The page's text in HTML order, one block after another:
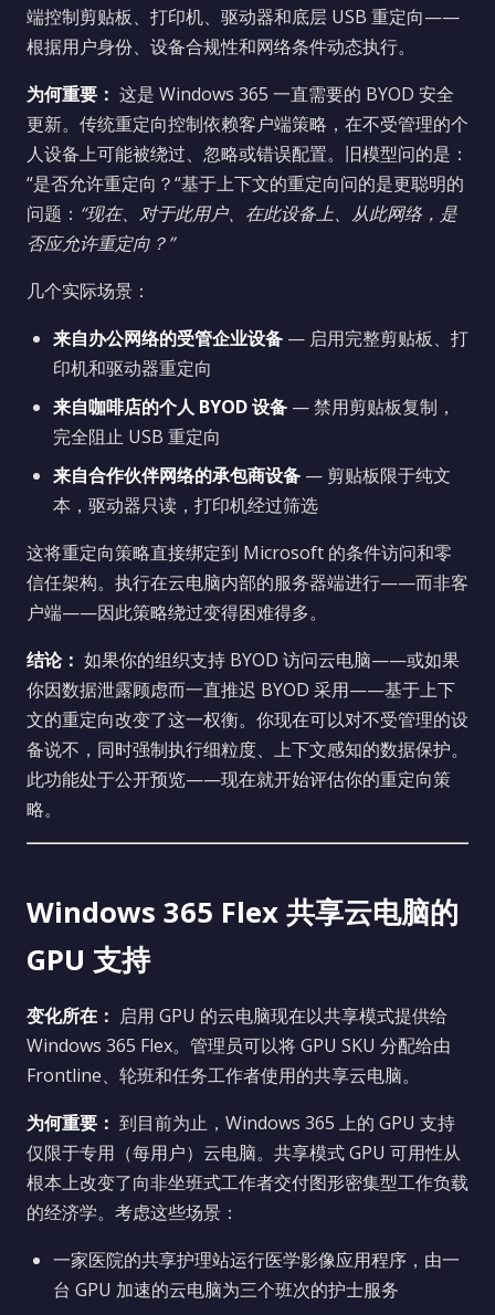
端控制剪贴板、打印机、驱动器和底层 USB 重定向——
根据用户身份、设备合规性和网络条件动态执行。
为何重要： 这是 Windows 365 一直需要的 BYOD 安全
更新。传统重定向控制依赖客户端策略，在不受管理的个
人设备上可能被绕过、忽略或错误配置。旧模型问的是：
“是否允许重定向？“基于上下文的重定向问的是更聪明的
问题： “现在、对于此用户、在此设备上、从此网络，是
否应允许重定向？”
几个实际场景：
来自办公网络的受管企业设备 — 启用完整剪贴板、打
印机和驱动器重定向
来自咖啡店的个人 BYOD 设备 — 禁用剪贴板复制，
完全阻止 USB 重定向
来自合作伙伴网络的承包商设备 — 剪贴板限于纯文
本，驱动器只读，打印机经过筛选
这将重定向策略直接绑定到 Microsoft 的条件访问和零
信任架构。执行在云电脑内部的服务器端进行——而非客
户端——因此策略绕过变得困难得多。
结论： 如果你的组织支持 BYOD 访问云电脑——或如果
你因数据泄露顾虑而一直推迟 BYOD 采用——基于上下
文的重定向改变了这一权衡。你现在可以对不受管理的设
备说不，同时强制执行细粒度、上下文感知的数据保护。
此功能处于公开预览——现在就开始评估你的重定向策
略。
Windows 365 Flex 共享云电脑的
GPU 支持
变化所在： 启用 GPU 的云电脑现在以共享模式提供给
Windows 365 Flex。管理员可以将 GPU SKU 分配给由
Frontline、轮班和任务工作者使用的共享云电脑。
为何重要： 到目前为止，Windows 365 上的 GPU 支持
仅限于专用（每用户）云电脑。共享模式 GPU 可用性从
根本上改变了向非坐班式工作者交付图形密集型工作负载
的经济学。考虑这些场景：
一家医院的共享护理站运行医学影像应用程序，由一
台 GPU 加速的云电脑为三个班次的护士服务